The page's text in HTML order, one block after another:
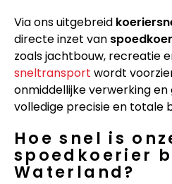
Via ons uitgebreid
directe inzet van
zoals jachtbouw, recreatie
sneltransport wordt
onmiddellijke verwerking
volledige precisie en totale
Hoe snel is
spoedkoerier
Waterland?